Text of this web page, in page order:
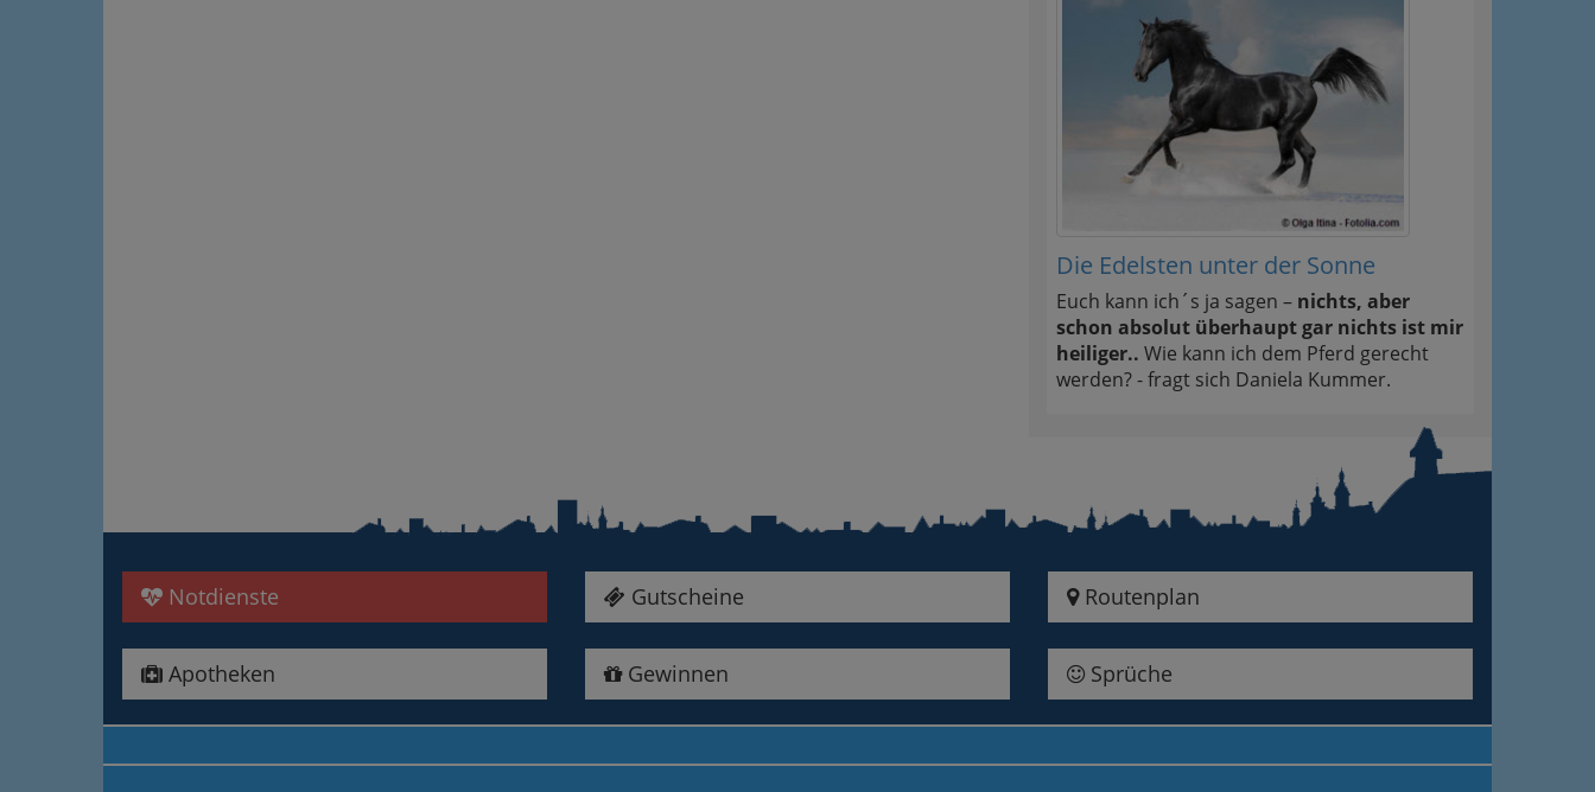
Die Edelsten unter der Sonne
Euch kann ich´s ja sagen – nichts, aber
schon absolut überhaupt gar nichts ist mir
heiliger.. Wie kann ich dem Pferd gerecht
werden? - fragt sich Daniela Kummer.
Notdienste
Apotheken
Gutscheine
Gewinnen
Routenplan
Sprüche